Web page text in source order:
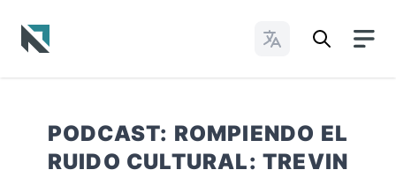
Cambiar idioma
PODCAST: ROMPIENDO EL
RUIDO CULTURAL: TREVIN